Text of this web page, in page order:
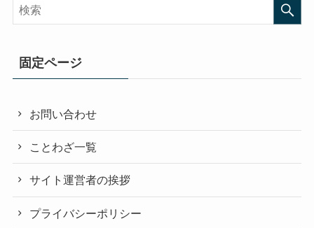
固定ページ
お問い合わせ
ことわざ一覧
サイト運営者の挨拶
プライバシーポリシー